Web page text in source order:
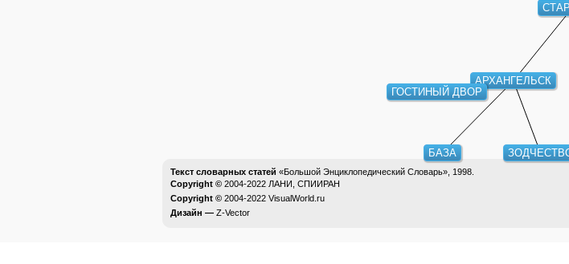
АРХАНГЕЛЬСК
ГОСТИНЫЙ ДВОР
БАЗА
Текст словарных статей «Большой Энциклопедический Словарь», 1998.
Copyright © 2004-2022 ЛАНИ, СПИИРАН
Copyright © 2004-2022 VisualWorld.ru
Дизайн — Z-Vector